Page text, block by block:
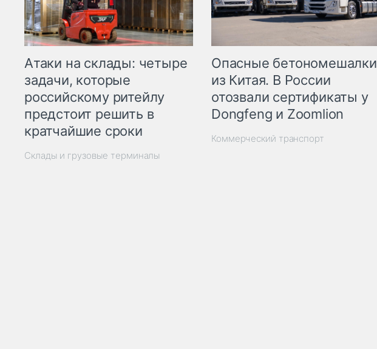
Атаки на склады: четыре
задачи, которые
российскому ритейлу
предстоит решить в
кратчайшие сроки
Склады и грузовые терминалы
Опасные бетономешалки
из Китая. В России
отозвали сертификаты у
Dongfeng и Zoomlion
Коммерческий транспорт